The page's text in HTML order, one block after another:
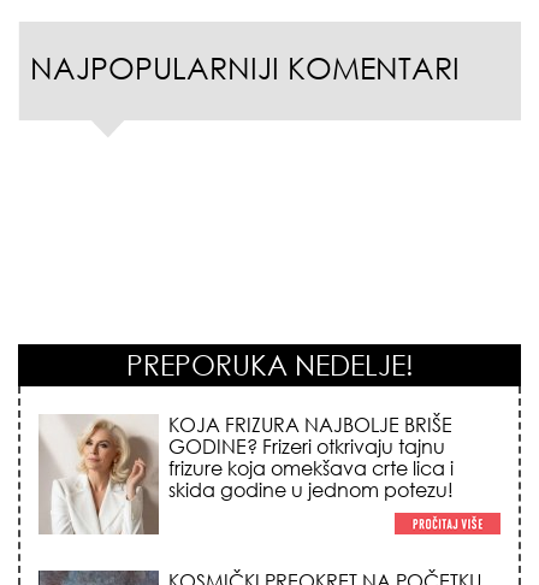
NAJPOPULARNIJI KOMENTARI
PREPORUKA NEDELJE!
KOSMIČKI PREOKRET NA POČETKU
AVGUSTA: Nedeljni horoskop od 03.
do 09. avgusta 2026. godine donosi
vatrenu energiju sezone Lava,
iznenadni novac i prelomne